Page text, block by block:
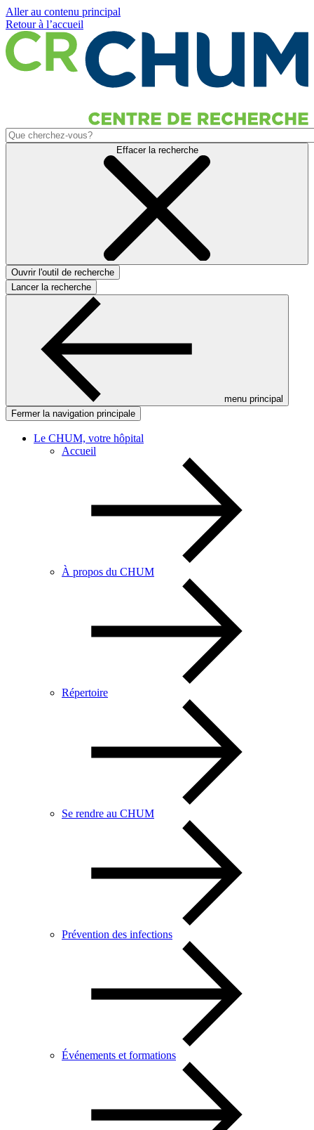
Aller au contenu principal
Retour à l’accueil
Effacer la recherche
Ouvrir l'outil de recherche
Lancer la recherche
menu principal
Fermer la navigation principale
Le CHUM, votre hôpital
Accueil
À propos du CHUM
Répertoire
Se rendre au CHUM
Prévention des infections
Événements et formations